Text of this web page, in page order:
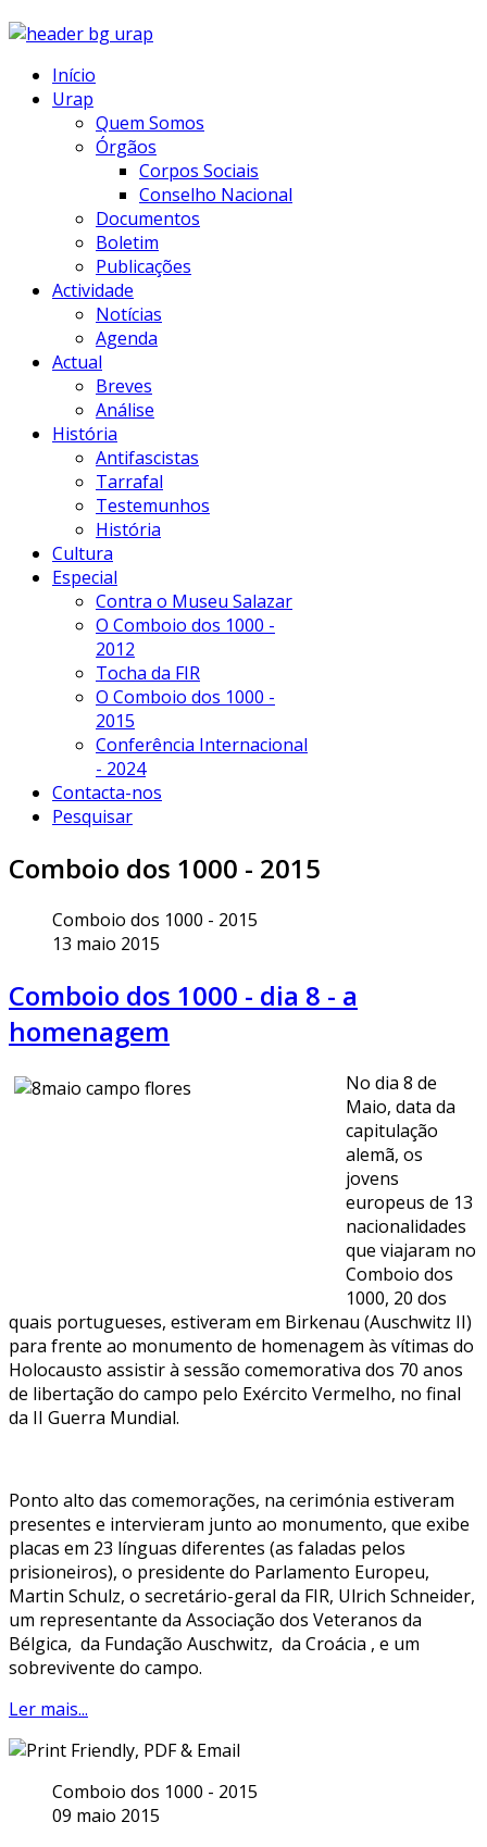
Início
Urap
Quem Somos
Órgãos
Corpos Sociais
Conselho Nacional
Documentos
Boletim
Publicações
Actividade
Notícias
Agenda
Actual
Breves
Análise
História
Antifascistas
Tarrafal
Testemunhos
História
Cultura
Especial
Contra o Museu Salazar
O Comboio dos 1000 -
2012
Tocha da FIR
O Comboio dos 1000 -
2015
Conferência Internacional
- 2024
Contacta-nos
Pesquisar
Comboio dos 1000 - 2015
Comboio dos 1000 - 2015
13 maio 2015
Comboio dos 1000 - dia 8 - a
homenagem
No dia 8 de
Maio, data da
capitulação
alemã, os
jovens
europeus de 13
nacionalidades
que viajaram no
Comboio dos
1000, 20 dos
quais portugueses, estiveram em Birkenau (Auschwitz II)
para frente ao monumento de homenagem às vítimas do
Holocausto assistir à sessão comemorativa dos 70 anos
de libertação do campo pelo Exército Vermelho, no final
da II Guerra Mundial.
Ponto alto das comemorações, na cerimónia estiveram
presentes e intervieram junto ao monumento, que exibe
placas em 23 línguas diferentes (as faladas pelos
prisioneiros), o presidente do Parlamento Europeu,
Martin Schulz, o secretário-geral da FIR, Ulrich Schneider,
um representante da Associação dos Veteranos da
Bélgica, da Fundação Auschwitz, da Croácia , e um
sobrevivente do campo.
Ler mais...
Comboio dos 1000 - 2015
09 maio 2015